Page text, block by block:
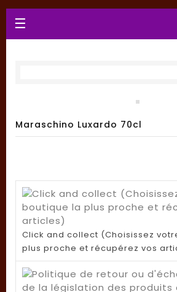
Basculer
la
☰
Maraschino Luxardo 70cl
Click and collect (Choisissez
plus proche et récupérez vos